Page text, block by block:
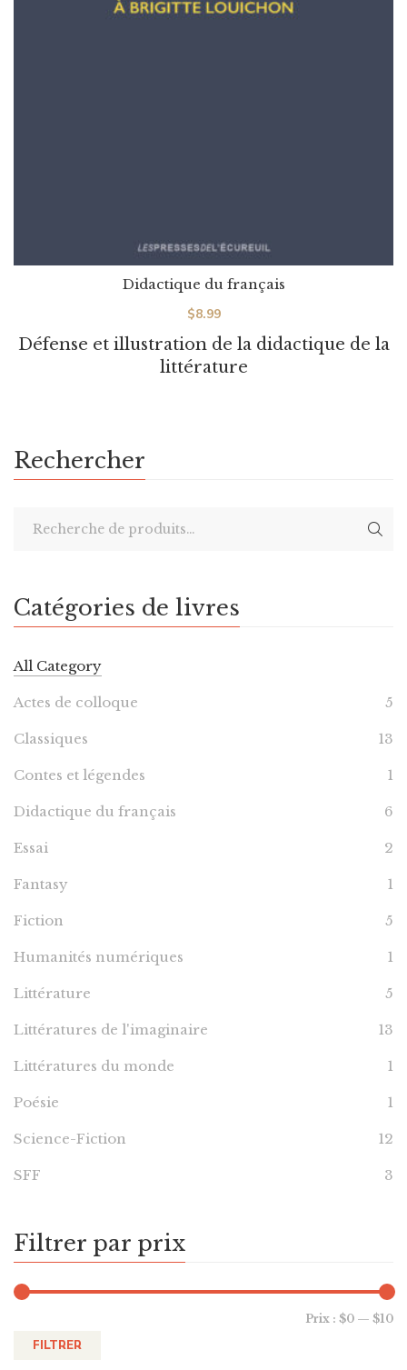
Défense et illustration de la didactique de la
littérature
Didactique du français
$8.99
Rechercher
Catégories de livres
All Category
Actes de colloque 5
Classiques 13
Contes et légendes 1
Didactique du français 6
Essai 2
Fantasy 1
Fiction 5
Humanités numériques 1
Littérature 5
Littératures de l'imaginaire 13
Littératures du monde 1
Poésie 1
Science-Fiction 12
SFF 3
Filtrer par prix
FILTRER
Prix : $0 — $10